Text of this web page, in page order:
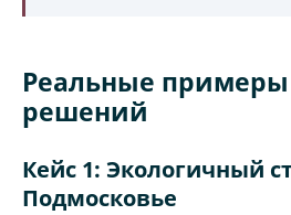
Реальные
решений
Кейс 1: Экологичный
Подмосковье